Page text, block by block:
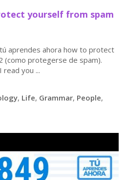
yourself from spam
aprendes ahora how to protect
(como protegerse de spam).
read you ...
, Life, Grammar, People,